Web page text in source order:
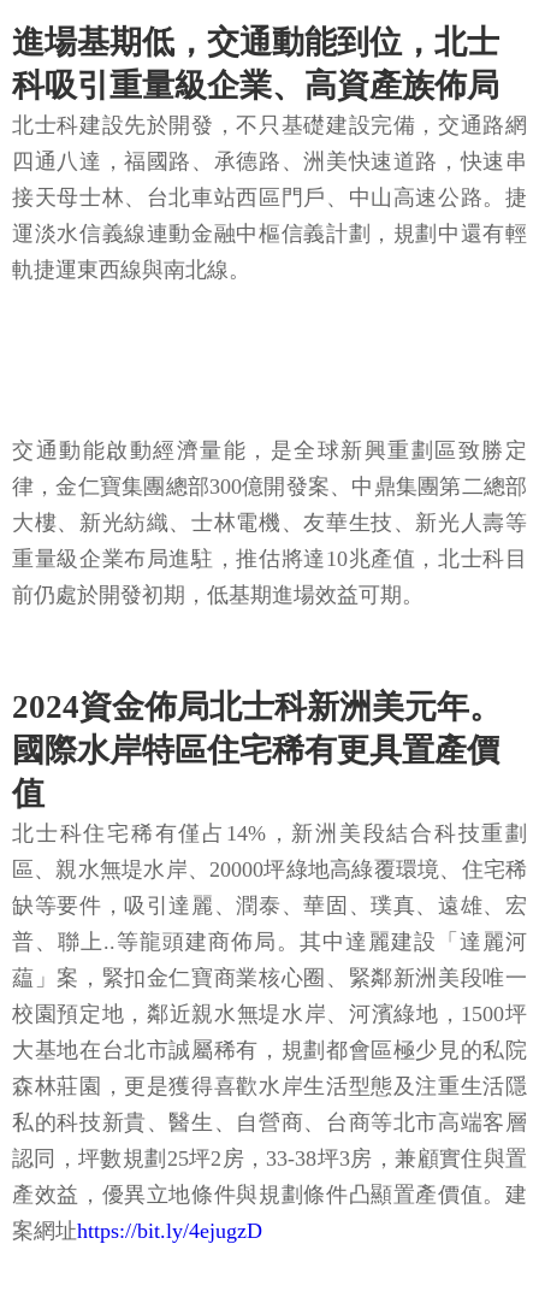
進場基期低，交通動能到位，北士
科吸引重量級企業、高資產族佈局
北士科建設先於開發，不只基礎建設完備，交通路網
四通八達，福國路、承德路、洲美快速道路，快速串
接天母士林、台北車站西區門戶、中山高速公路。捷
運淡水信義線連動金融中樞信義計劃，規劃中還有輕
軌捷運東西線與南北線。
交通動能啟動經濟量能，是全球新興重劃區致勝定
律，金仁寶集團總部300億開發案、中鼎集團第二總部
大樓、新光紡織、士林電機、友華生技、新光人壽等
重量級企業布局進駐，推估將達10兆產值，北士科目
前仍處於開發初期，低基期進場效益可期。
2024資金佈局北士科新洲美元年。
國際水岸特區住宅稀有更具置產價
值
北士科住宅稀有僅占14%，新洲美段結合科技重劃
區、親水無堤水岸、20000坪綠地高綠覆環境、住宅稀
缺等要件，吸引達麗、潤泰、華固、璞真、遠雄、宏
普、聯上..等龍頭建商佈局。其中達麗建設「達麗河
藴」案，緊扣金仁寶商業核心圈、緊鄰新洲美段唯一
校園預定地，鄰近親水無堤水岸、河濱綠地，1500坪
大基地在台北市誠屬稀有，規劃都會區極少見的私院
森林莊園，更是獲得喜歡水岸生活型態及注重生活隱
私的科技新貴、醫生、自營商、台商等北市高端客層
認同，坪數規劃25坪2房，33-38坪3房，兼顧實住與置
產效益，優異立地條件與規劃條件凸顯置產價值。建
案網址https://bit.ly/4ejugzD